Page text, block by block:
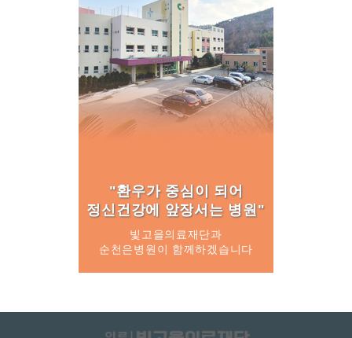
"환우가 중심이 되어
정신건강에 앞장서는 병원"
빛고을의료재단과
순천은병원이 함께하겠습니다